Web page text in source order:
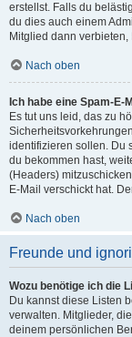
erstellst. Falls du
du dies auch einem
Mitglied dann
Nach oben
Ich habe eine Spam-
Es tut uns leid, das zu
identifizieren sollen. Du
du bekommen hast,
(Headers)
E-Mail verschickt hat.
Nach oben
Freunde und
Wozu benötige ich die
Du kannst diese Listen
verwalten. Mitglieder,
deinem persönlichen